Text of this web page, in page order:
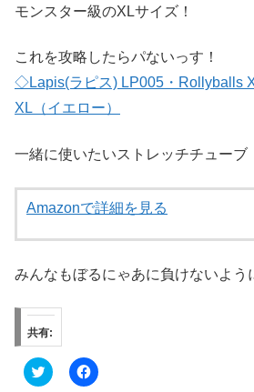
モンスター級のXLサイズ！
これを攻略したらパないっす！
◇Lapis(ラピス) LP005・Rollyballs
XL（イエロー）
一緒に使いたいストレッチチューブ
Amazonで詳細を見る
みんなもぼるにゃあに負けないよう
共有:
ク
リ
F
a